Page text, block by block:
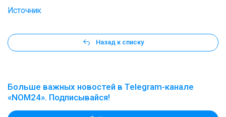
Источник
Назад к списку
Больше важных новостей в Telegram-канале
«NOM24». Подписывайся!